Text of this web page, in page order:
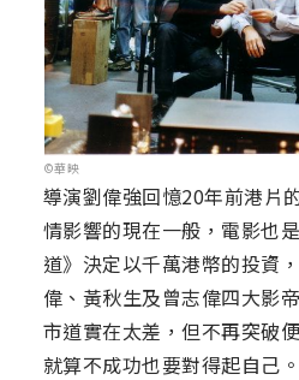
©華映
導演劉偉強回憶20年前港片
情影響的現在一般，電影也
道》決定以千萬港幣的投資
偉、黃秋生及曾志偉四大影
市道實在太差，但不再突破
就算不成功也要對得起自己。